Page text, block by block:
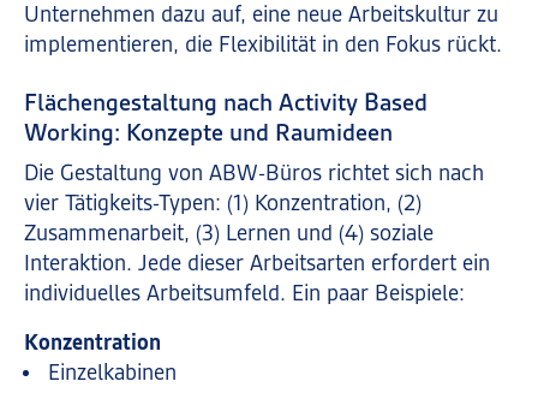
Unternehmen dazu auf, eine neue Arbeitskultur zu
implementieren, die Flexibilität in den Fokus rückt.
Flächengestaltung nach Activity Based
Working: Konzepte und Raumideen
Die Gestaltung von ABW-Büros richtet sich nach
vier Tätigkeits-Typen: (1) Konzentration, (2)
Zusammenarbeit, (3) Lernen und (4) soziale
Interaktion. Jede dieser Arbeitsarten erfordert ein
individuelles Arbeitsumfeld. Ein paar Beispiele:
Konzentration
Einzelkabinen